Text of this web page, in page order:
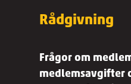
Rådgivning
Frågor om
medlemsavgifter